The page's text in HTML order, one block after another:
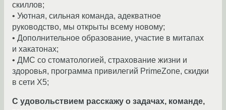
скиллов;
• Уютная, сильная команда, адекватное
руководство, мы открыты всему новому;
• Дополнительное образование, участие в митапах
и хакатонах;
• ДМС со стоматологией, страхование жизни и
здоровья, программа привилегий PrimeZone, скидки
в сети Х5;
С удовольствием расскажу о задачах, команде,